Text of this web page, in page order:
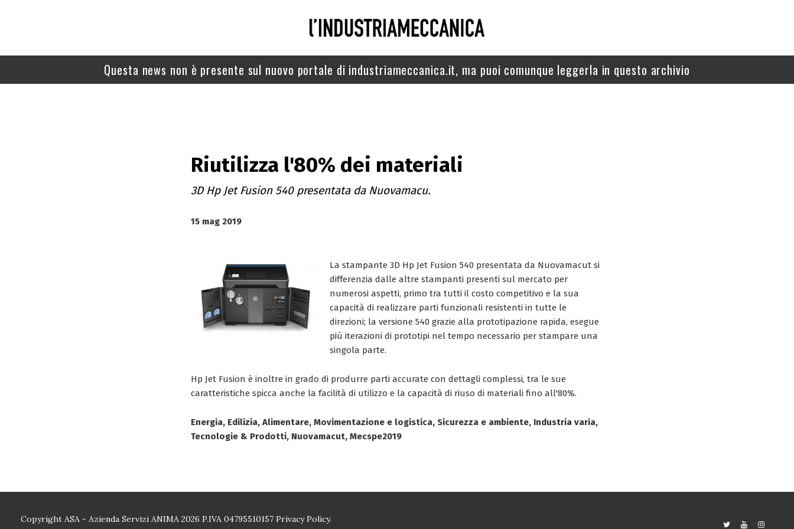
Questa news non è presente sul nuovo portale di industriameccanica.it, ma puoi comunque leggerla in questo archivio
Riutilizza l'80% dei materiali
3D Hp Jet Fusion 540 presentata da Nuovamacu.
15 mag 2019
La stampante 3D Hp Jet Fusion 540 presentata da Nuovamacut si
differenzia dalle altre stampanti presenti sul mercato per
numerosi aspetti, primo tra tutti il costo competitivo e la sua
capacità di realizzare parti funzionali resistenti in tutte le
direzioni; la versione 540 grazie alla prototipazione rapida, esegue
più iterazioni di prototipi nel tempo necessario per stampare una
singola parte.
Hp Jet Fusion è inoltre in grado di produrre parti accurate con dettagli complessi, tra le sue
caratteristiche spicca anche la facilità di utilizzo e la capacità di riuso di materiali fino all'80%.
Energia, Edilizia, Alimentare, Movimentazione e logistica, Sicurezza e ambiente, Industria varia,
Tecnologie & Prodotti, Nuovamacut, Mecspe2019
Copyright ASA - Azienda Servizi ANIMA 2026 P.IVA 04795510157 Privacy Policy.